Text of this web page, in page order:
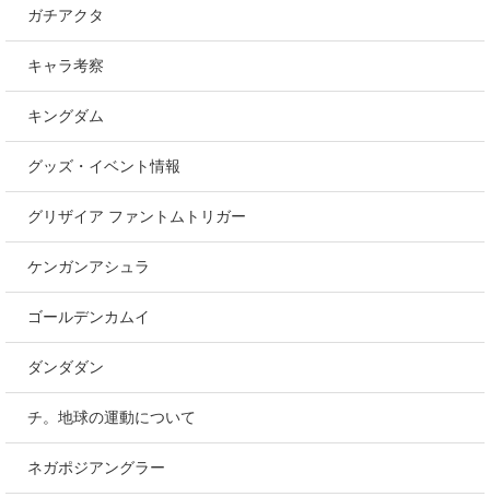
ガチアクタ
キャラ考察
キングダム
グッズ・イベント情報
グリザイア ファントムトリガー
ケンガンアシュラ
ゴールデンカムイ
ダンダダン
チ。地球の運動について
ネガポジアングラー